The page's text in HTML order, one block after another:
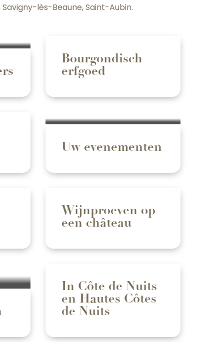
lès-Beaune, Saint-Aubin.
Bourgondisch
erfgoed
Uw evenementen
Wijnproeven op
een château
In Côte de Nuits
en Hautes Côtes
de Nuits